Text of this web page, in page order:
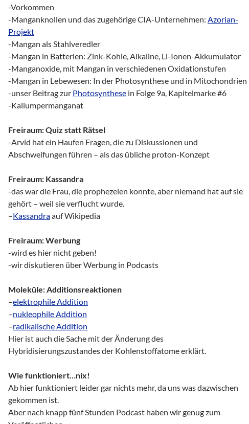
-Vorkommen
-Manganknollen und das zugehörige CIA-Unternehmen: Azorian-
Projekt
-Mangan als Stahlveredler
-Mangan in Batterien: Zink-Kohle, Alkaline, Li-Ionen-Akkumulator
-Manganoxide, mit Mangan in verschiedenen Oxidationstufen
-Mangan in Lebewesen: In der Photosynthese und in Mitochondrien
-unser Beitrag zur Photosynthese in Folge 9a, Kapitelmarke #6
-Kaliumpermanganat
Freiraum: Quiz statt Rätsel
-Arvid hat ein Haufen Fragen, die zu Diskussionen und
Abschweifungen führen – als das übliche proton-Konzept
Freiraum: Kassandra
-das war die Frau, die prophezeien konnte, aber niemand hat auf sie
gehört – weil sie verflucht wurde.
–Kassandraauf Wikipedia
Freiraum: Werbung
-wird es hier nicht geben!
-wir diskutieren über Werbung in Podcasts
Moleküle: Additionsreaktionen
–elektrophile Addition
–nukleophile Addition
–radikalische Addition
Hier ist auch die Sache mit der Änderung des
Hybridisierungszustandes der Kohlenstoffatome erklärt.
Wie funktioniert…nix!
Ab hier funktioniert leider gar nichts mehr, da uns was dazwischen
gekommen ist.
Aber nach knapp fünf Stunden Podcast haben wir genug zum